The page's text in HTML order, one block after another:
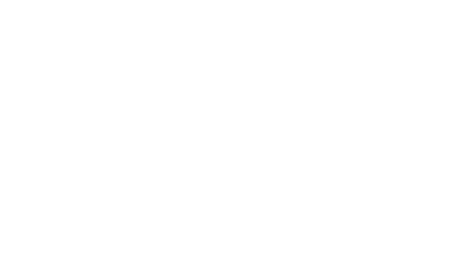
Dalintis soc.